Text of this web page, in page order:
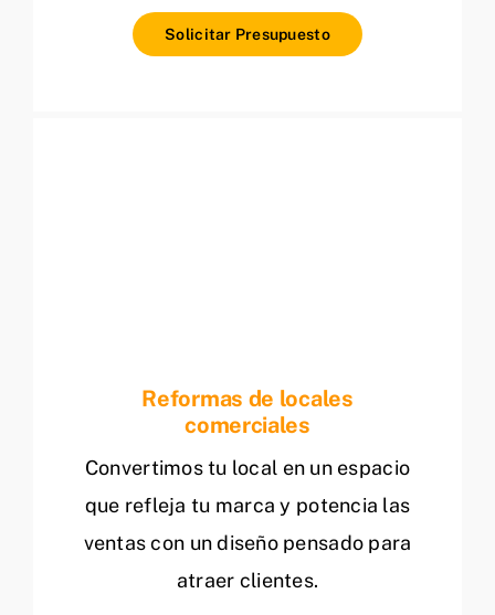
Solicitar Presupuesto
Reformas de locales
comerciales
Convertimos tu local en un espacio
que refleja tu marca y potencia las
ventas con un diseño pensado para
atraer clientes.